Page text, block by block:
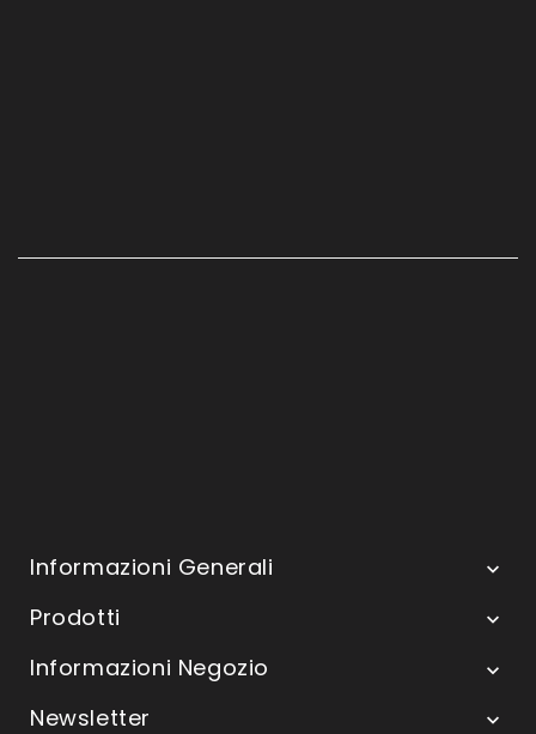
Informazioni Generali 
Prodotti 
Informazioni Negozio 
Newsletter 